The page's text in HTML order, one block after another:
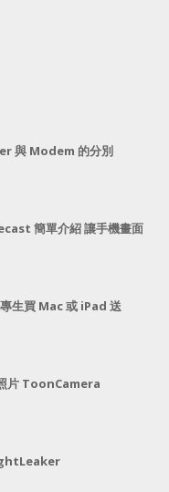
與 Modem 的分別
簡單介紹 讓手機畫面
生買 Mac 或 iPad 送
片 ToonCamera